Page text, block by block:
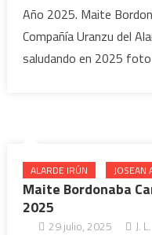
Año 2025. Maite
Compañía Uranzu del
saludando en 2025
ALARDE IRÚN JOSEAN
Maite Bordonaba
2025
29 julio, 2025 J. L.